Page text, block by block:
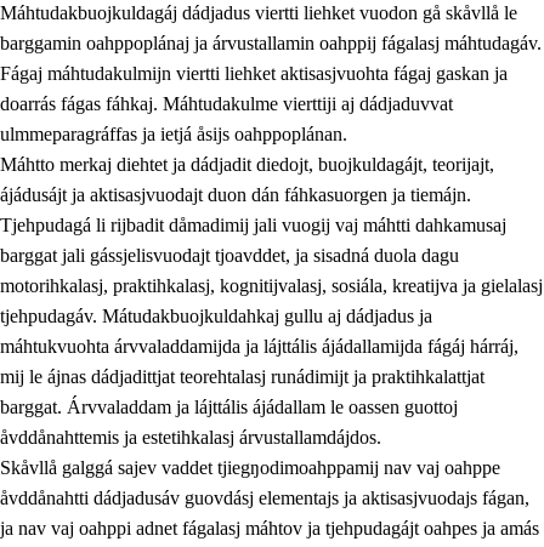
2.1 Sosiála oahppam ja åvddånibme
2.2 Máhtudahka fágáj hárráj
Vuodulasj tjehpudagá
2.4 Oahppat oahppat
Doaresfágalasj tiemá
Máhtudakbuojkuldagáj dádjadus viertti liehket vuodon gå skåvllå le
barggamin oahppoplánaj ja árvustallamin oahppij fágalasj máhtudagáv.
Fágaj máhtudakulmijn viertti liehket aktisasjvuohta fágaj gaskan ja
doarrás fágas fáhkaj. Máhtudakulme vierttiji aj dádjaduvvat
ulmmeparagráffas ja ietjá åsijs oahppoplánan.
Máhtto merkaj diehtet ja dádjadit diedojt, buojkuldagájt, teorijajt,
ájádusájt ja aktisasjvuodajt duon dán fáhkasuorgen ja tiemájn.
Tjehpudagá li rijbadit dåmadimij jali vuogij vaj máhtti dahkamusaj
barggat jali gássjelisvuodajt tjoavddet, ja sisadná duola dagu
motorihkalasj, praktihkalasj, kognitijvalasj, sosiála, kreatijva ja gielalasj
tjehpudagáv. Mátudakbuojkuldahkaj gullu aj dádjadus ja
máhtukvuohta árvvaladdamijda ja lájttális ájádallamijda fágáj hárráj,
mij le ájnas dádjadittjat teorehtalasj runádimijt ja praktihkalattjat
barggat. Árvvaladdam ja lájttális ájádallam le oassen guottoj
åvddånahttemis ja estetihkalasj árvustallamdájdos.
Skåvllå galggá sajev vaddet tjiegŋodimoahppamij nav vaj oahppe
åvddånahtti dádjadusáv guovdásj elementajs ja aktisasjvuodajs fágan,
ja nav vaj oahppi adnet fágalasj máhtov ja tjehpudagájt oahpes ja amás